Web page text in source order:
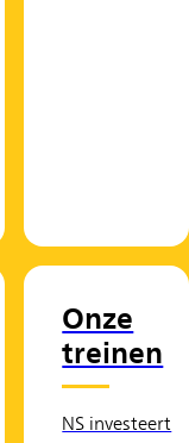
Onze
treinen
NS investeert